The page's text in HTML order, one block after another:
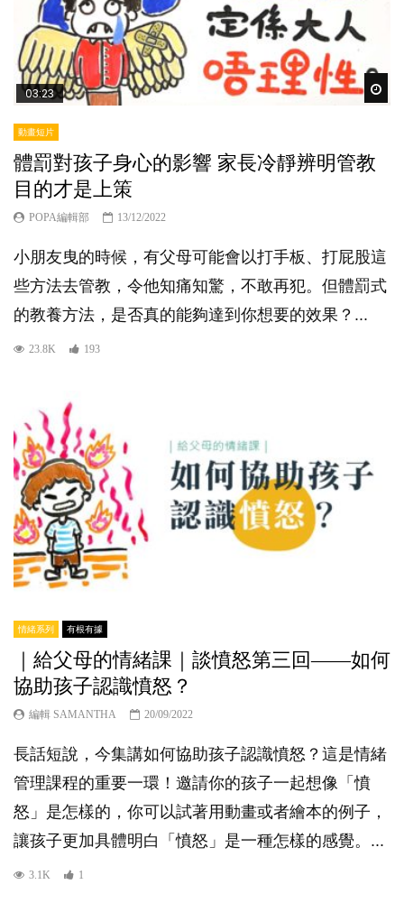
03:23
動畫短片
體罰對孩子身心的影響 家長冷靜辨明管教
目的才是上策
POPA編輯部 13/12/2022
小朋友曳的時候，有父母可能會以打手板、打屁股這
些方法去管教，令他知痛知驚，不敢再犯。但體罰式
的教養方法，是否真的能夠達到你想要的效果？...
23.8K 193
情緒系列 有根有據
｜給父母的情緒課｜談憤怒第三回——如何
協助孩子認識憤怒？
編輯 SAMANTHA 20/09/2022
長話短說，今集講如何協助孩子認識憤怒？這是情緒
管理課程的重要一環！邀請你的孩子一起想像「憤
怒」是怎樣的，你可以試著用動畫或者繪本的例子，
讓孩子更加具體明白「憤怒」是一種怎樣的感覺。...
3.1K 1